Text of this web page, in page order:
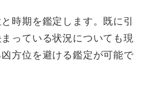
時期を鑑定します。既に引
っている状況についても現
方位を避ける鑑定が可能で